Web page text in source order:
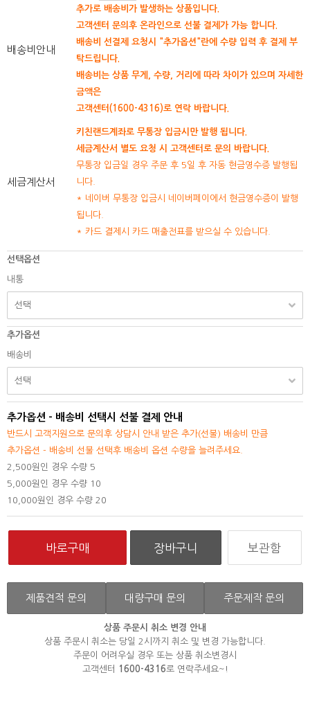
배송비안내
추가로 배송비가 발생하는 상품입니다.
고객센터 문의후 온라인으로 선불 결제가 가능 합니다.
배송비 선결제 요청시 "추가옵션"란에 수량 입력 후 결제 부
탁드립니다.
배송비는 상품 무게, 수량, 거리에 따라 차이가 있으며 자세한
금액은
고객센터(1600-4316)로 연락 바랍니다.
세금계산서
키친랜드계좌로 무통장 입금시만 발행 됩니다.
세금계산서 별도 요청 시 고객센터로 문의 바랍니다.
무통장 입금일 경우 주문 후 5일 후 자동 현금영수증 발행됩
니다.
* 네이버 무통장 입금시 네이버페이에서 현금영수증이 발행
됩니다.
* 카드 결제시 카드 매출전표를 받으실 수 있습니다.
선택옵션
내통
추가옵션
배송비
추가옵션 - 배송비 선택시 선불 결제 안내
반드시 고객지원으로 문의후 상담시 안내 받은 추가(선불) 배송비 만큼
추가옵션 - 배송비 선불 선택후 배송비 옵션 수량을 늘려주세요.
2,500원인 경우 수량 5
5,000원인 경우 수량 10
10,000원인 경우 수량 20
보관함
제품견적 문의 대량구매 문의 주문제작 문의
상품 주문시 취소 변경 안내
상품 주문시 취소는 당일 2시까지 취소 및 변경 가능합니다.
주문이 어려우실 경우 또는 상품 취소변경시
고객센터
1600-4316로 연락주세요~!